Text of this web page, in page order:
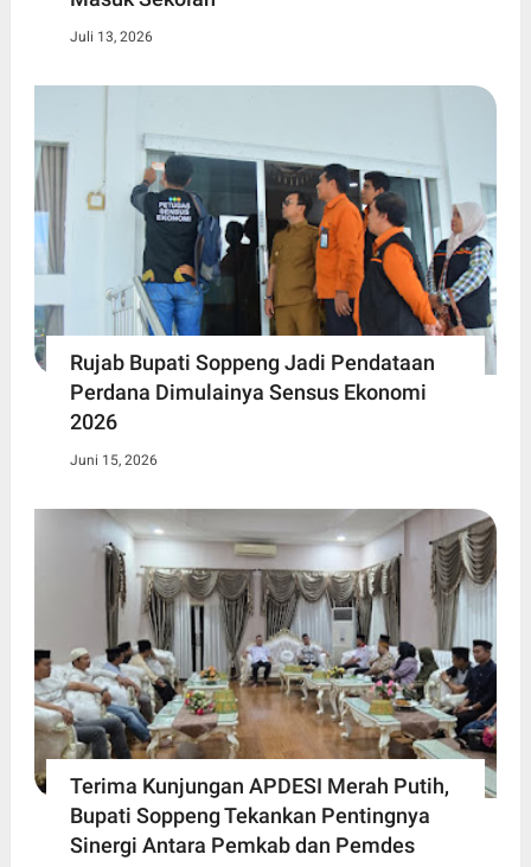
Juli 13, 2026
Rujab Bupati Soppeng Jadi Pendataan
Perdana Dimulainya Sensus Ekonomi
2026
Juni 15, 2026
Terima Kunjungan APDESI Merah Putih,
Bupati Soppeng Tekankan Pentingnya
Sinergi Antara Pemkab dan Pemdes